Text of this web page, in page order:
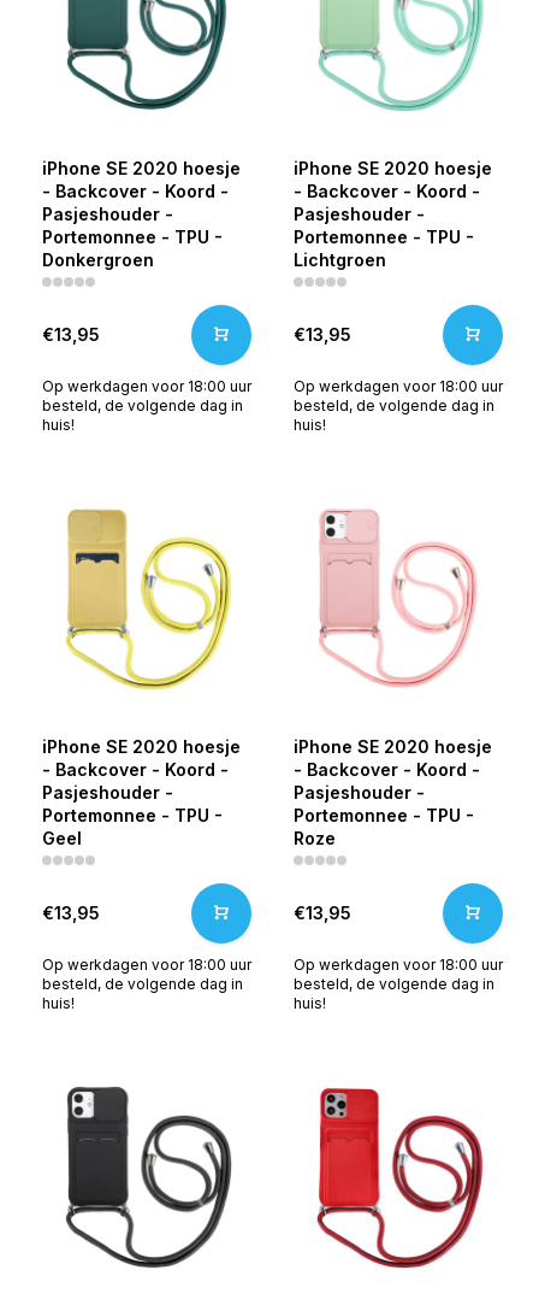
iPhone SE 2020 hoesje
- Backcover - Koord -
Pasjeshouder -
Portemonnee - TPU -
Donkergroen
€13,95
Op werkdagen voor 18:00 uur
besteld, de volgende dag in
huis!
iPhone SE 2020 hoesje
- Backcover - Koord -
Pasjeshouder -
Portemonnee - TPU -
Lichtgroen
€13,95
Op werkdagen voor 18:00 uur
besteld, de volgende dag in
huis!
iPhone SE 2020 hoesje
- Backcover - Koord -
Pasjeshouder -
Portemonnee - TPU -
Geel
€13,95
Op werkdagen voor 18:00 uur
besteld, de volgende dag in
huis!
iPhone SE 2020 hoesje
- Backcover - Koord -
Pasjeshouder -
Portemonnee - TPU -
Roze
€13,95
Op werkdagen voor 18:00 uur
besteld, de volgende dag in
huis!